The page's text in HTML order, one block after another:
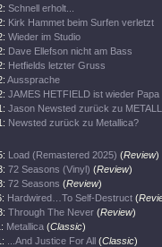
Schnell erholt...
Kirk Hammet beim Surfen verletzt
Wieder im Studio
Dave Ellefson nicht am Bass
Hetfields letzter Gruss
Aussprache
JAMES HETFIELD ist wieder Papa
Jason Newsted zurück zu
Newsted zurück zu Metallica?
Load (Remastered 2025) (Review)
72 Seasons (Vinyl) (Review)
72 Seasons (Review)
Hardwired…To Self-Destruct (
Through The Never (Review)
Metallica (Classic)
...And Justice For All (Classic)